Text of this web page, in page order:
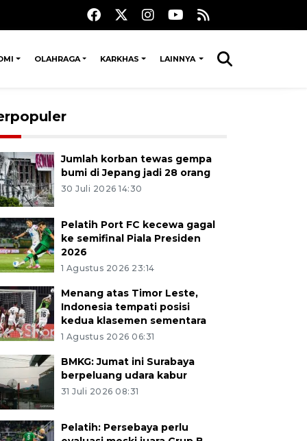
OLAHRAGA KARKHAS LAINNYA
Jumlah korban tewas gempa
bumi di Jepang jadi 28 orang
30 Juli 2026 14:30
Pelatih Port FC kecewa gagal
ke semifinal Piala Presiden
2026
1 Agustus 2026 23:14
Menang atas Timor Leste,
Indonesia tempati posisi
kedua klasemen sementara
1 Agustus 2026 06:31
BMKG: Jumat ini Surabaya
berpeluang udara kabur
31 Juli 2026 08:31
Pelatih: Persebaya perlu